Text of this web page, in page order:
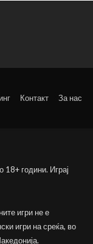
Контакт За нас
18+ години. Играј
игри не е
игри на среќа, во